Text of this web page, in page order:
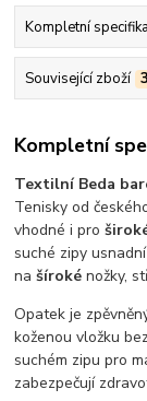
Kompletní
Související zboží 3
Kompletní
Textilní Beda
Tenisky od
vhodné i pro
suché zipy
našíroké nožky,
Opatek je
koženou vložku
suchém zipu pro
zabezpečují